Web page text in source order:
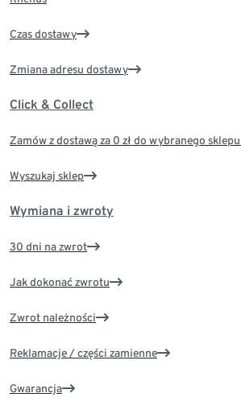
Czas dostawy
Zmiana adresu dostawy
Click & Collect
Zamów z dostawą za 0 zł do wybranego
Wyszukaj sklep
Wymiana i zwroty
30 dni na zwrot
Jak dokonać zwrotu
Zwrot należności
Reklamacje / części zamienne
Gwarancja